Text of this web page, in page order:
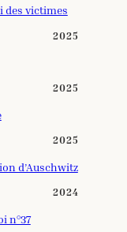
des victimes
2025
2025
2025
d’Auschwitz
2024
n°37